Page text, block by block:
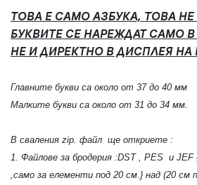
ТОВА Е САМО АЗБУКА, ТОВА
БУКВИТЕ СЕ НАРЕЖДАТ САМО
НЕ И ДИРЕКТНО В ДИСПЛЕЯ НА
Главните букви са около от 37 до 40 мм
Малките букви са около от 31 до 34 мм.
В сваления zip. файл ще откриете :
1. Файлове за бродерия :DST , PES и JEF
,само за елементи под 20 см.} над (20 см